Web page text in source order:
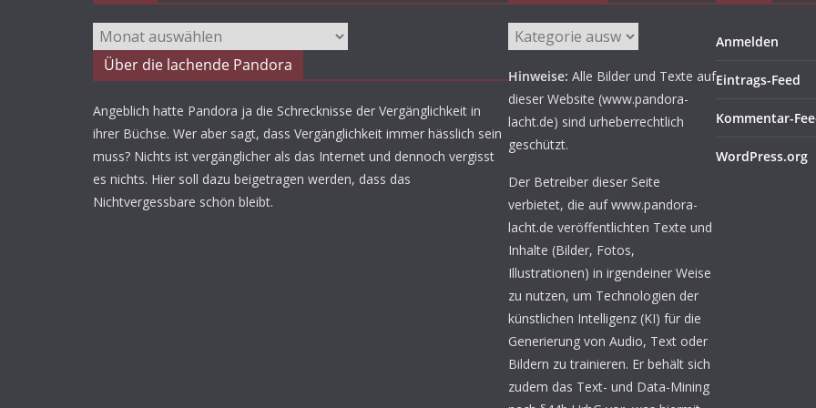
Archiv
Über die lachende Pandora
Angeblich hatte Pandora ja die Schrecknisse der Vergänglichkeit in
ihrer Büchse. Wer aber sagt, dass Vergänglichkeit immer hässlich sein
muss? Nichts ist vergänglicher als das Internet und dennoch vergisst
es nichts. Hier soll dazu beigetragen werden, dass das
Nichtvergessbare schön bleibt.
Aufgetischt
Hinweise: Alle Bilder und Texte auf
dieser Website (www.pandora-
lacht.de) sind urheberrechtlich
geschützt.
Der Betreiber dieser Seite
verbietet, die auf www.pandora-
lacht.de veröffentlichten Texte und
Inhalte (Bilder, Fotos,
Illustrationen) in irgendeiner Weise
zu nutzen, um Technologien der
künstlichen Intelligenz (KI) für die
Generierung von Audio, Text oder
Bildern zu trainieren. Er behält sich
zudem das Text- und Data-Mining
Anmelden
Eintrags-Feed
Kommentar-
WordPress.org